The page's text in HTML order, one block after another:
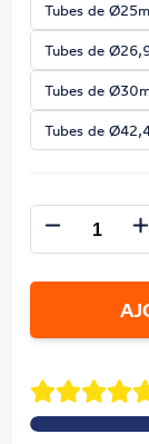
Tubes de
Tubes de
Tubes de
Tubes de